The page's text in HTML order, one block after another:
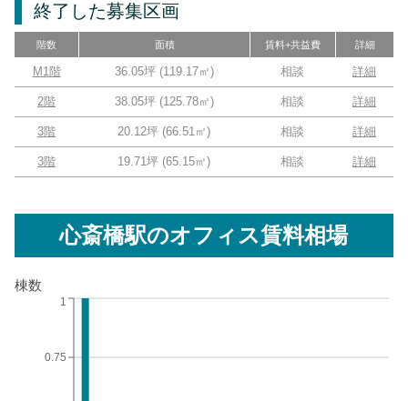
終了した募集区画
階数 面積 賃料+共益費 詳細
M1階 36.05坪 (119.17㎡) 相談 詳細
2階 38.05坪 (125.78㎡) 相談 詳細
3階 20.12坪 (66.51㎡) 相談 詳細
3階 19.71坪 (65.15㎡) 相談 詳細
心斎橋駅のオフィス賃料相場
棟数
0.75
1